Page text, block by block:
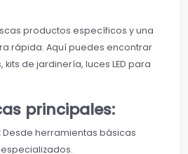
productos específicos y una
rápida. Aquí puedes encontrar
de jardinería, luces LED para
principales:
Desde herramientas básicas